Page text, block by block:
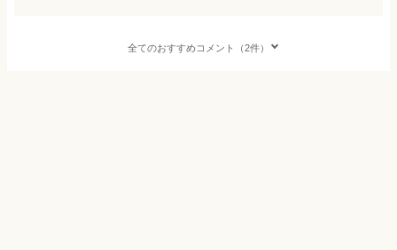
全てのおすすめコメント（2件）